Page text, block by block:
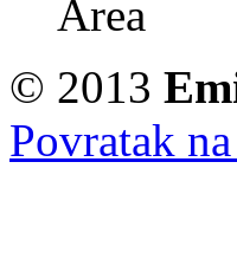
Area
© 2013
Povratak